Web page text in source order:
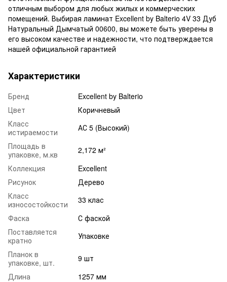
отличным выбором для любых жилых и коммерческих
помещений. Выбирая ламинат Excellent by Balterio 4V 33 Дуб
Натуральный Дымчатый 00600, вы можете быть уверены в
его высоком качестве и надежности, что подтверждается
нашей официальной гарантией
Характеристики
Бренд
Excellent by Balterio
Цвет
Коричневый
Класс
истираемости
АС 5 (Высокий)
Площадь в
упаковке, м.кв
2,172 м²
Коллекция
Excellent
Рисунок
Дерево
Класс
износостойкости
33 клас
Фаска
С фаской
Поставляется
кратно
Упаковке
Планок в
упаковке, шт.
9 шт
Длина
1257 мм